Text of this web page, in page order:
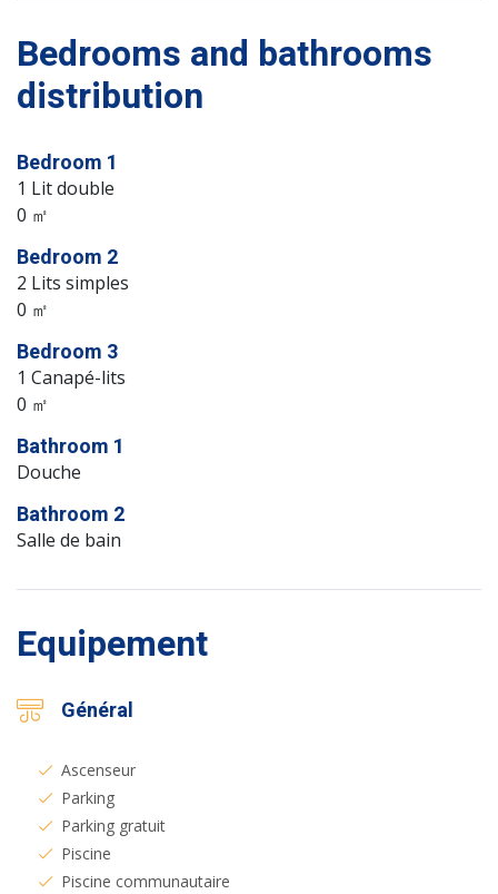
Bedrooms and bathrooms
distribution
Bedroom 1
1 Lit double
0 ㎡
Bedroom 2
2 Lits simples
0 ㎡
Bedroom 3
1 Canapé-lits
0 ㎡
Bathroom 1
Douche
Bathroom 2
Salle de bain
Equipement
Général
Ascenseur
Parking
Parking gratuit
Piscine
Piscine communautaire